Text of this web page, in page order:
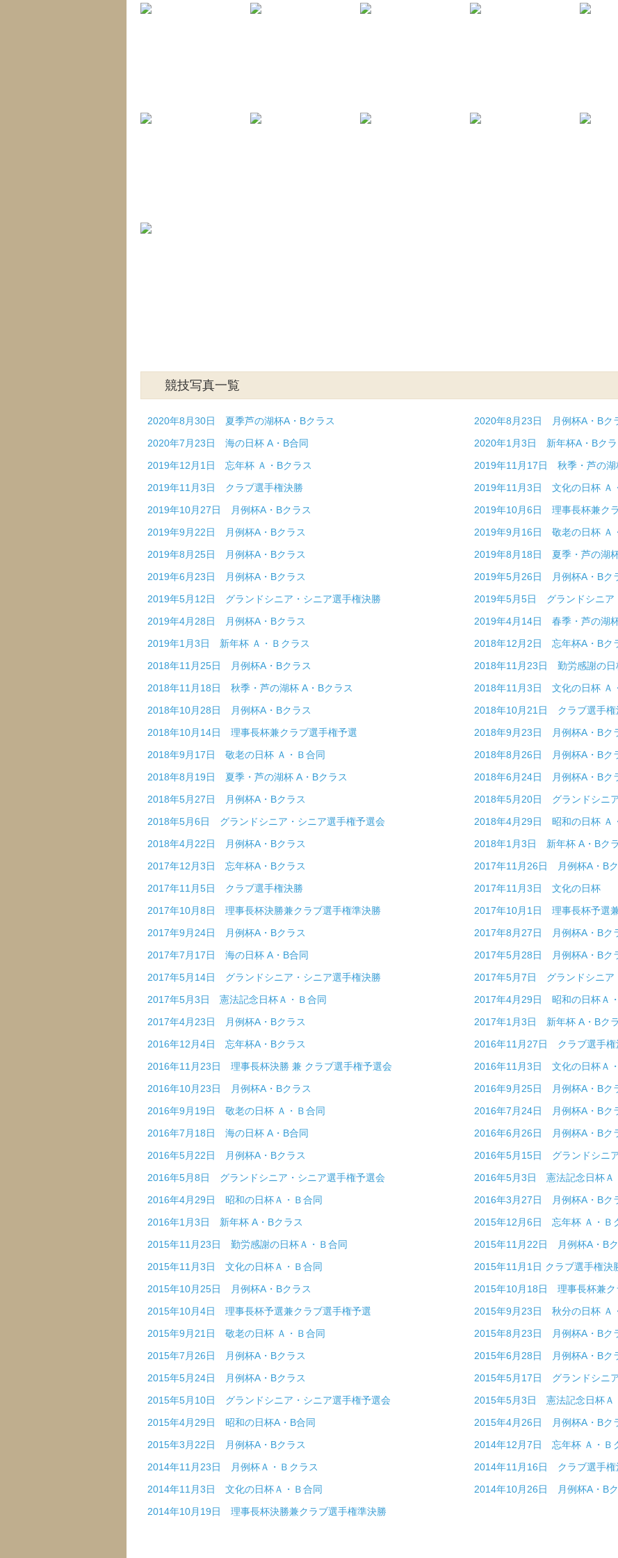
競技写真一覧
2020年8月30日 夏季芦の湖杯A・Bクラス
2020年8月23日 月例杯A・Bク
2020年7月23日 海の日杯 A・B合同
2020年1月3日 新年杯A・Bクラ
2019年12月1日 忘年杯 Ａ・Bクラス
2019年11月17日 秋季・芦の湖
2019年11月3日 クラブ選手権決勝
2019年11月3日 文化の日杯 Ａ
2019年10月27日 月例杯A・Bクラス
2019年10月6日 理事長杯兼ク
2019年9月22日 月例杯A・Bクラス
2019年9月16日 敬老の日杯 Ａ
2019年8月25日 月例杯A・Bクラス
2019年8月18日 夏季・芦の湖
2019年6月23日 月例杯A・Bクラス
2019年5月26日 月例杯A・Bク
2019年5月12日 グランドシニア・シニア選手権決勝
2019年5月5日 グランドシニア
2019年4月28日 月例杯A・Bクラス
2019年4月14日 春季・芦の湖
2019年1月3日 新年杯 Ａ・Ｂクラス
2018年12月2日 忘年杯A・Bク
2018年11月25日 月例杯A・Bクラス
2018年11月23日 勤労感謝の日
2018年11月18日 秋季・芦の湖杯 A・Bクラス
2018年11月3日 文化の日杯 Ａ
2018年10月28日 月例杯A・Bクラス
2018年10月21日 クラブ選手権
2018年10月14日 理事長杯兼クラブ選手権予選
2018年9月23日 月例杯A・Bク
2018年9月17日 敬老の日杯 Ａ・Ｂ合同
2018年8月26日 月例杯A・Bク
2018年8月19日 夏季・芦の湖杯 A・Bクラス
2018年6月24日 月例杯A・Bク
2018年5月27日 月例杯A・Bクラス
2018年5月20日 グランドシニ
2018年5月6日 グランドシニア・シニア選手権予選会
2018年4月29日 昭和の日杯 Ａ
2018年4月22日 月例杯A・Bクラス
2018年1月3日 新年杯 A・Bク
2017年12月3日 忘年杯A・Bクラス
2017年11月26日 月例杯A・B
2017年11月5日 クラブ選手権決勝
2017年11月3日 文化の日杯
2017年10月8日 理事長杯決勝兼クラブ選手権準決勝
2017年10月1日 理事長杯予選
2017年9月24日 月例杯A・Bクラス
2017年8月27日 月例杯A・Bク
2017年7月17日 海の日杯 A・B合同
2017年5月28日 月例杯A・Bク
2017年5月14日 グランドシニア・シニア選手権決勝
2017年5月7日 グランドシニア
2017年5月3日 憲法記念日杯Ａ・Ｂ合同
2017年4月29日 昭和の日杯Ａ
2017年4月23日 月例杯A・Bクラス
2017年1月3日 新年杯 A・Bク
2016年12月4日 忘年杯A・Bクラス
2016年11月27日 クラブ選手権
2016年11月23日 理事長杯決勝 兼 クラブ選手権予選会
2016年11月3日 文化の日杯Ａ
2016年10月23日 月例杯A・Bクラス
2016年9月25日 月例杯A・Bク
2016年9月19日 敬老の日杯 Ａ・Ｂ合同
2016年7月24日 月例杯A・Bク
2016年7月18日 海の日杯 A・B合同
2016年6月26日 月例杯A・Bク
2016年5月22日 月例杯A・Bクラス
2016年5月15日 グランドシニ
2016年5月8日 グランドシニア・シニア選手権予選会
2016年5月3日 憲法記念日杯Ａ
2016年4月29日 昭和の日杯Ａ・Ｂ合同
2016年3月27日 月例杯A・Bク
2016年1月3日 新年杯 A・Bクラス
2015年12月6日 忘年杯 Ａ・Ｂ
2015年11月23日 勤労感謝の日杯Ａ・Ｂ合同
2015年11月22日 月例杯A・B
2015年11月3日 文化の日杯Ａ・Ｂ合同
2015年11月1日 クラブ選手権決
2015年10月25日 月例杯A・Bクラス
2015年10月18日 理事長杯兼ク
2015年10月4日 理事長杯予選兼クラブ選手権予選
2015年9月23日 秋分の日杯 Ａ
2015年9月21日 敬老の日杯 Ａ・Ｂ合同
2015年8月23日 月例杯A・Bク
2015年7月26日 月例杯A・Bクラス
2015年6月28日 月例杯A・Bク
2015年5月24日 月例杯A・Bクラス
2015年5月17日 グランドシニ
2015年5月10日 グランドシニア・シニア選手権予選会
2015年5月3日 憲法記念日杯Ａ
2015年4月29日 昭和の日杯A・B合同
2015年4月26日 月例杯A・Bク
2015年3月22日 月例杯A・Bクラス
2014年12月7日 忘年杯 Ａ・Ｂ
2014年11月23日 月例杯Ａ・Ｂクラス
2014年11月16日 クラブ選手権
2014年11月3日 文化の日杯Ａ・Ｂ合同
2014年10月26日 月例杯A・B
2014年10月19日 理事長杯決勝兼クラブ選手権準決勝